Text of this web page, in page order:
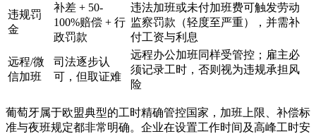
违规罚
金
补差 + 50-
100%赔偿 + 行
政罚款
违法加班或未付加班费可触发劳动
监察罚款（轻度至严重），并需补
付工资与利息
远程/微
信加班
司法逐步认
可，但取证难
远程办公加班同样受管控；雇主必
须记录工时，否则视为违规承担风
险
葡萄牙属于欧盟典型的工时精确管控国家，加班上限、补偿标
准与夜班规定都非常明确。企业在设置工作时间及高峰工时安